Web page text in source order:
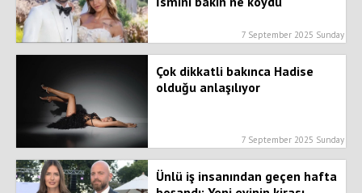
7 September 2025 Sunday
Çok dikkatli bakınca Hadise
olduğu anlaşılıyor
7 September 2025 Sunday
Ünlü iş insanından geçen hafta